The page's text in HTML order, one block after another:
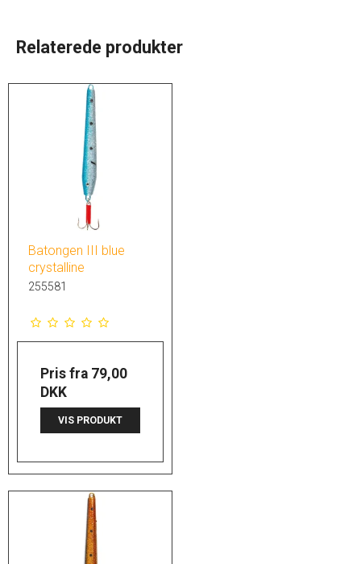
Relaterede produkter
Batongen III blue
crystalline
255581
Pris fra 79,00
DKK
VIS PRODUKT